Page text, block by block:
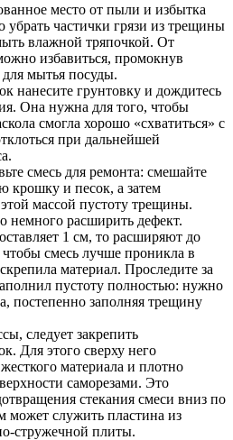
место от пыли и избытка
частички грязи из трещины
влажной тряпочкой. От
избавиться, промокнув
для мытья посуды.
нанесите грунтовку и дождитесь
Она нужна для того, чтобы
смогла хорошо «схватиться» с
при дальнейшей
смесь для ремонта: смешайте
крошку и песок, а затем
массой пустоту трещины.
немного расширить дефект.
1 см, то расширяют до
смесь лучше проникла в
материал. Проследите за
пустоту полностью: нужно
постепенно заполняя трещину
следует закрепить
Для этого сверху него
материала и плотно
саморезами. Это
стекания смеси вниз по
может служить пластина из
стружечной плиты.